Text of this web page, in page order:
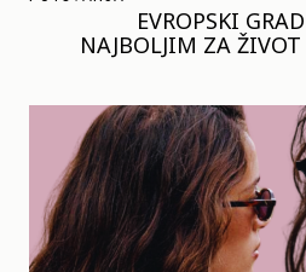
EVROPSKI
NAJBOLJIM ZA